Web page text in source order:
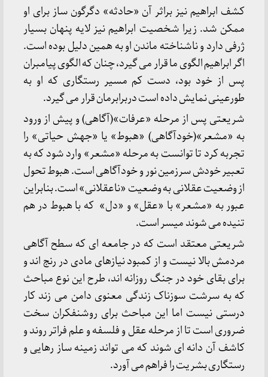
کشف ابراهیم نیز براثر آن «حادثه» دگرگون ساز برای او
ممکن شد. زیرا شخصیت ابراهیم نیز لایه پنهان بسیار
ژرفی دارد و ناشناخته ماندن او به همین دلیل بوده است.
اگر ابراهیم الگوی ما قرار می گیرد، چنان که الگوی پیامبران
پس از خود بود، دست کم مسیر رستگاری که او به
طورعینی نمایش داده است دربرابرمان قرار می گیرد.
شریعتی پس از مرحله «عرفات»(آگاهی) و پیش از ورود
به «مشعر»(خودآگاهی) «هبوط» یا «جهش حیاتی» را
تجربه کرد تا توانست به مرحله «مشعر» وارد شود که به
تعبیر خودش سرزمین نور و خودآگاهی است. هبوط تحول
از وضعیت عقلانی به وضعیت «ناعقلانی» است. بنابراین
عبور به «مشعر» با «عقل» و «دل» که با هبوط در هم
تنیده می شوند میسر است.
شریعتی معتقد است که در جامعه ای که سطح آگاهی
مردمش بالا نیست و از کمبود نیازهای مادی در رنج اند و
برای بقای خود در جنگ روزانه اند، طرح این نوع مباحث
که به سرشت سوزناک زندگی معنوی دامن می زند کار
درستی نیست اما این مباحث برای روشنفکران سخت
ضروری است تا از مرحله عقل و فلسفه و علم فراتر روند و
کاشف آن دانه ای شوند که می تواند زمینه ساز رهایی و
رستگاری بشریت را فراهم می آورد.